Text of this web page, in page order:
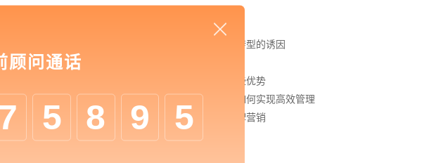
同时信息的输出
户群体的各种因
以针对企业的用
新技术的发展是驱动数字化转型的诱因
中企高呈：新媒体推广有哪些优势
中企高呈：电商订单系统该如何实现高效管理
中企高呈：如何轻松做好品牌营销
顾问通话
7 5 8 9 5